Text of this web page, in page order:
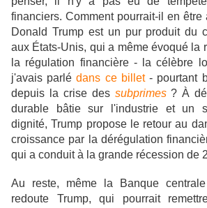
financiers. Comment pourrait-il en être
Donald Trump est un pur produit du
aux États-Unis, qui a même évoqué la
la régulation financière - la célèbre
j'avais parlédans ce billet- pourtant
depuis la crise des subprimes? À
durable bâtie sur l'industrie et un
dignité, Trump propose le retour au
croissance par la dérégulation
qui a conduit à la grande récession de
Au reste, même la Banque
redoute Trump, qui pourrait